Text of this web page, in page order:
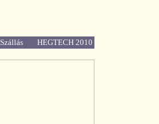
Szállás HEGTECH 2010